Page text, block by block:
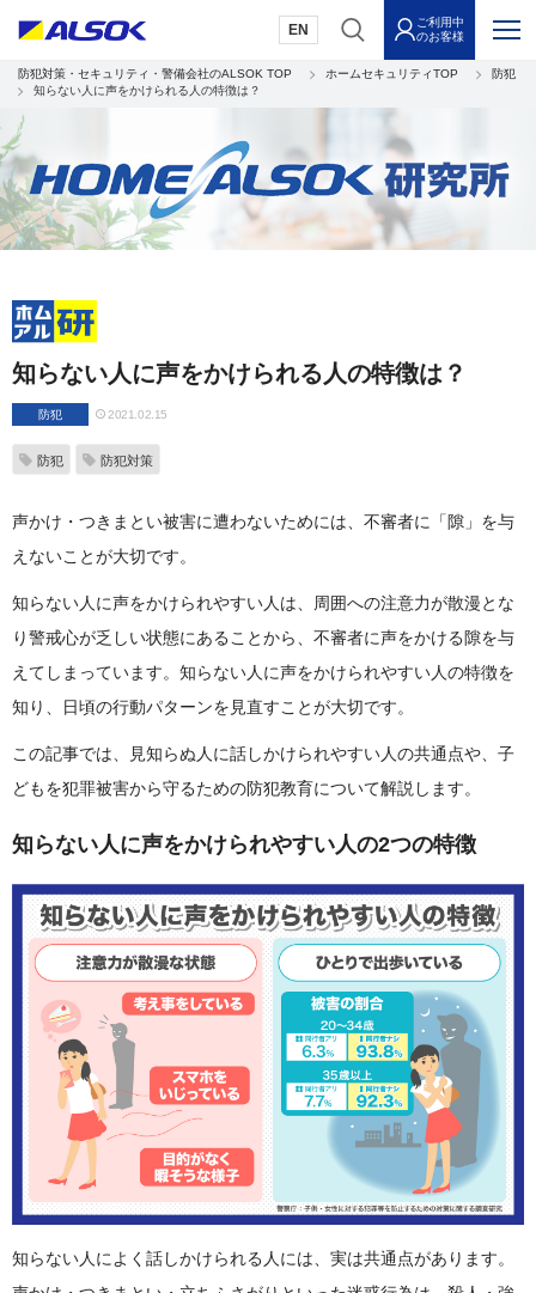
EN
ご利用中
のお客様
防犯対策・セキュリティ・警備会社のALSOK TOP ホームセキュリティTOP
防犯
知らない人に声をかけられる人の特徴は？
知らない人に声をかけられる人の特徴は？
防犯 2021.02.15
防犯 防犯対策
声かけ・つきまとい被害に遭わないためには、不審者に「隙」を与
えないことが大切です。
知らない人に声をかけられやすい人は、周囲への注意力が散漫とな
り警戒心が乏しい状態にあることから、不審者に声をかける隙を与
えてしまっています。知らない人に声をかけられやすい人の特徴を
知り、日頃の行動パターンを見直すことが大切です。
この記事では、見知らぬ人に話しかけられやすい人の共通点や、子
どもを犯罪被害から守るための防犯教育について解説します。
知らない人に声をかけられやすい人の2つの特徴
知らない人によく話しかけられる人には、実は共通点があります。